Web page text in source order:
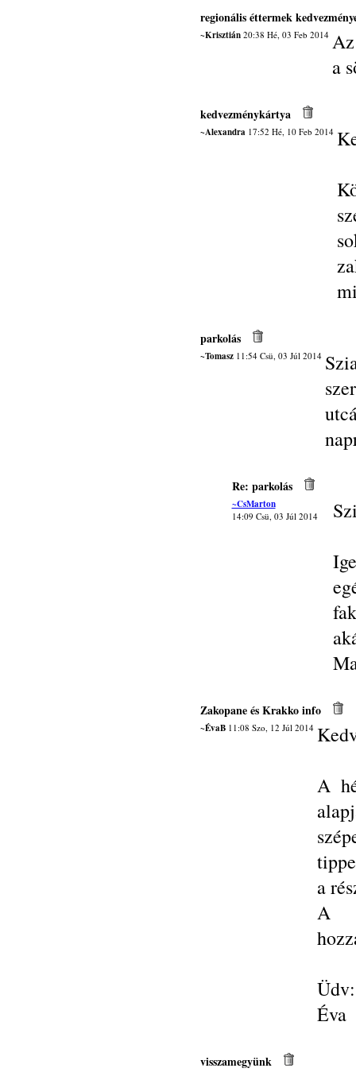
regionális éttermek
~Krisztián20:38 Hé, 03 Feb 2014
a
kedvezménykártya
~Alexandra17:52 Hé, 10 Feb 2014
parkolás
~Tomasz11:54 Csü, 03 Júl 2014
Re: parkolás
~CsMarton
14:09 Csü, 03 Júl 2014
Zakopane és Krakko info
~ÉvaB11:08 Szo, 12 Júl 2014
A
a
A
Üdv:
Éva
visszamegyünk